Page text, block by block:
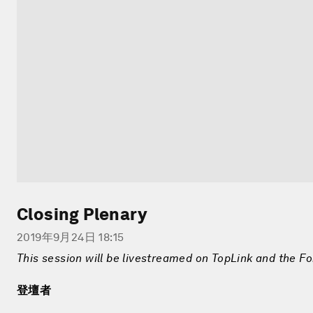
Closing Plenary
2019年9月24日 18:15
This session will be livestreamed on TopLink and the
登壇者